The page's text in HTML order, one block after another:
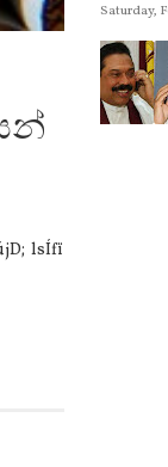
lsÍfï
Saturday,